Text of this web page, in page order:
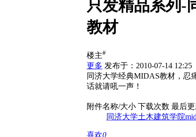
只发精品系列-
教材
楼主#
更多 发布于：2010-07-14 12:25
同济大学经典MIDAS教材，忍
话就请吼一声！
附件名称/大小 下载次数 最后
同济大学土木建筑学院
喜欢0